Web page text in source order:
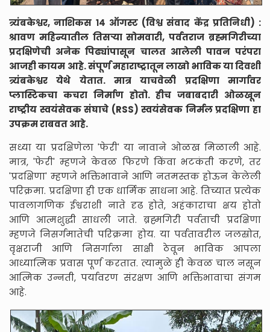
त्र्यंबकेश्वर, नाशिकस १४ ऑगस्ट (विश्व संवाद केंद्र प्रतिनिधी) :
श्रावण महिन्यातील तिसऱ्या सोमवारी, पर्वतराज ब्रह्मगिरीच्या
प्रदक्षिणेची अनेक पिढ्यांपासून चालत आलेली पावन परंपरा
आजही कायम आहे. संपूर्ण महाराष्ट्रातून लाखो भाविक या दिवशी
त्र्यंबकेश्वर येथे येतात. मात्र याचवेळी प्रदक्षिणा मार्गावर
प्लास्टिकचा कचरा निर्माण होतो. हीच जबाबदारी ओळखून
राष्ट्रीय स्वयंसेवक संघाचे (RSS) स्वयंसेवक निर्मल प्रदक्षिणा हा
उपक्रम राबवत आहे.
सध्या या प्रदक्षिणेला 'फेरी' या नावाने ओळख मिळाली आहे.
मात्र, 'फेरी' म्हणजे केवळ फिरणे किंवा भटकंती करणे, तर
'प्रदक्षिणा' म्हणजे भक्तिभावाने आणि नतमस्तक होऊन केलेली
परिक्रमा. प्रदक्षिणा ही एक धार्मिक साधना आहे. तिच्यात प्रत्येक
पावलागणिक ईश्वराशी नाते दृढ होते, अहंकाराचा क्षय होतो
आणि आत्मशुद्धी साधली जाते. ब्रह्मगिरी पर्वताची प्रदक्षिणा
म्हणजे निसर्गमातेची परिक्रमा होय. या पर्वतावरील जलस्रोत,
वृक्षराजी आणि निसर्गाला साक्षी ठेवून भाविक आपला
आध्यात्मिक प्रवास पूर्ण करतात. त्यामुळे ही केवळ चाल नसून
आत्मिक उन्नती, पर्यावरण संरक्षण आणि भक्तिभावाचा संगम
आहे.